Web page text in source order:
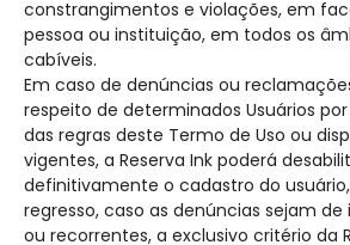
constrangimentos e violações, em
pessoa ou instituição, em todos os
cabíveis.
Em caso de denúncias ou
respeito de determinados Usuários
das regras deste Termo de Uso ou
vigentes, a Reserva Ink poderá
definitivamente o cadastro do
regresso, caso as denúncias sejam
ou recorrentes, a exclusivo critério da